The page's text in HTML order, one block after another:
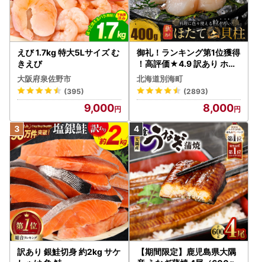
えび 1.7kg 特大5Lサイズ む
きえび
大阪府泉佐野市
(395)
9,000
御礼！ランキング第1位獲得
！高評価★4.9 訳あり ホタ
テ 400g（ほたて 帆立 貝柱
冷凍 ）
北海道別海町
(2893)
8,000
訳あり 銀鮭切身 約2kg サケ
【期間限定】鹿児島県大隅